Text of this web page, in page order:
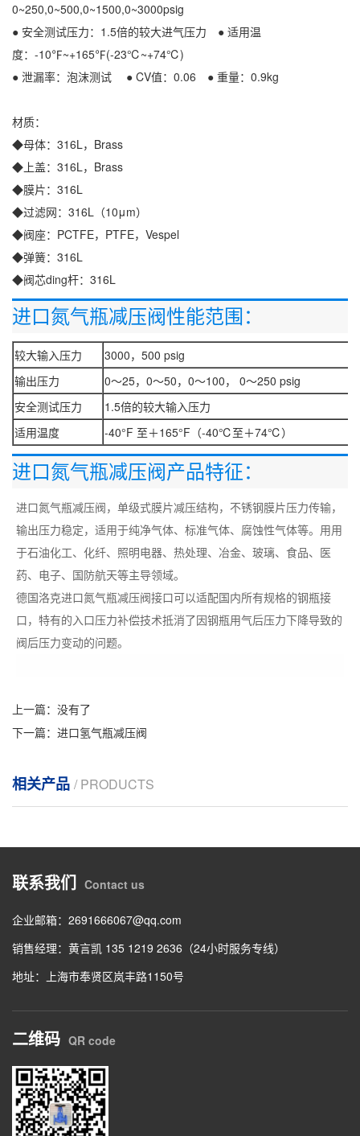
0~250,0~500,0~1500,0~3000psig
● 安全测试压力：1.5倍的较大进气压力 ● 适用温
度：-10℉~+165℉(-23℃~+74℃)
● 泄漏率：泡沫测试 ● CV值：0.06 ● 重量：0.9kg
材质：
◆母体：316L，Brass
◆上盖：316L，Brass
◆膜片：316L
◆过滤网：316L（10μm）
◆阀座：PCTFE，PTFE，Vespel
◆弹簧：316L
◆阀芯ding杆：316L
进口氮气瓶减压阀性能范围：
较大输入压力
3000，500 psig
输出压力
0～25，0～50，0～100， 0～250 psig
安全测试压力
1.5倍的较大输入压力
适用温度
-40°F 至＋165°F（-40℃至＋74℃）
进口氮气瓶减压阀产品特征：
进口氮气瓶减压阀，单级式膜片减压结构，不锈钢膜片压力传输，
输出压力稳定，适用于纯净气体、标准气体、腐蚀性气体等。用用
于石油化工、化纤、照明电器、热处理、冶金、玻璃、食品、医
药、电子、国防航天等主导领域。
德国洛克进口氮气瓶减压阀接口可以适配国内所有规格的钢瓶接
口，特有的入口压力补偿技术抵消了因钢瓶用气后压力下降导致的
阀后压力变动的问题。
上一篇：没有了
下一篇： 进口氢气瓶减压阀
相关产品 / PRODUCTS
联系我们 Contact us
企业邮箱：2691666067@qq.com
销售经理：黄言凯 135 1219 2636（24小时服务专线）
地址：上海市奉贤区岚丰路1150号
二维码 QR code